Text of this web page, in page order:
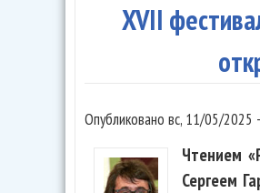
XVII
Опубликовано вс, 11/05/2025
Чтением
Сергеем